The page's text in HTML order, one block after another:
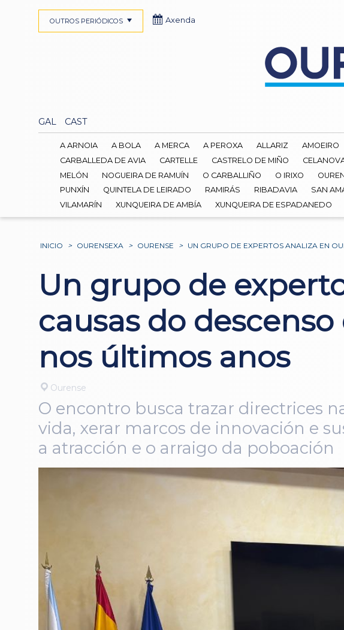
GAL CAST
OUTROS PERIÓDICOS Axenda
A ARNOIA A BOLA A MERCA A PEROXA ALLARIZ AMOEIRO
CARBALLEDA DE AVIA
CARTELLE CASTRELO DE MIÑO
MELÓN
NOGUEIRA DE RAMUÍN O CARBALLIÑO O IRIXO
PUNXÍN
QUINTELA DE LEIRADO RAMIRÁS RIBADAVIA SAN
VILAMARÍN
XUNQUEIRA DE AMBÍA XUNQUEIRA DE ESPADANEDO
INICIO > OURENSEXA > OURENSE > UN GRUPO DE EXPERTOS ANALIZA EN
Un grupo de
causas do
nos últimos anos
Ourense
O encontro busca trazar directrices
vida, xerar marcos de innovación e
a atracción e o arraigo da poboación